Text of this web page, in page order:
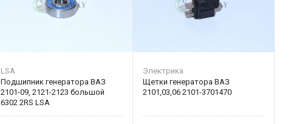
LSA
Подшипник генератора ВАЗ
2101-09, 2121-2123 большой
6302 2RS LSA
Электрика
Щетки генератора ВАЗ
2101,03,06 2101-3701470